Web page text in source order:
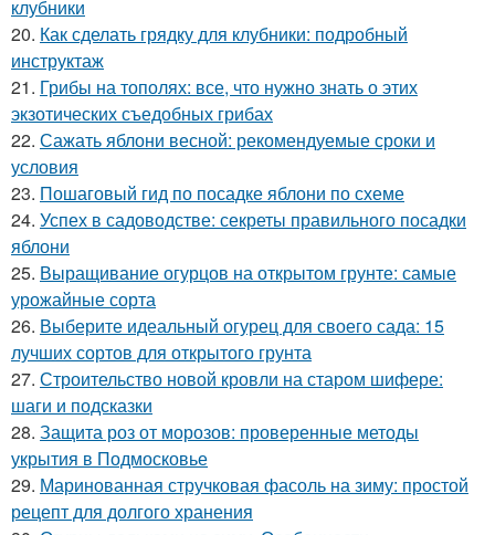
клубники
20. Как сделать грядку для клубники: подробный
инструктаж
21. Грибы на тополях: все, что нужно знать о этих
экзотических съедобных грибах
22. Сажать яблони весной: рекомендуемые сроки и
условия
23. Пошаговый гид по посадке яблони по схеме
24. Успех в садоводстве: секреты правильного посадки
яблони
25. Выращивание огурцов на открытом грунте: самые
урожайные сорта
26. Выберите идеальный огурец для своего сада: 15
лучших сортов для открытого грунта
27. Строительство новой кровли на старом шифере:
шаги и подсказки
28. Защита роз от морозов: проверенные методы
укрытия в Подмосковье
29. Маринованная стручковая фасоль на зиму: простой
рецепт для долгого хранения